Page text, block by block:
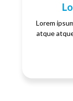
Lorem
atque